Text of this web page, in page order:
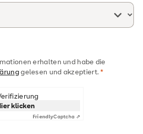
erhalten und habe die
gelesen und akzeptiert.
klicken
FriendlyCaptcha ⇗